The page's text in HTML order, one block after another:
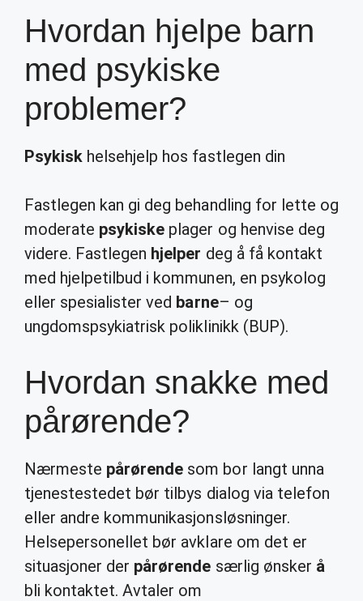
Hvordan hjelpe barn
med psykiske
problemer?
Psykisk helsehjelp hos fastlegen din
Fastlegen kan gi deg behandling for lette og
moderate psykiske plager og henvise deg
videre. Fastlegen hjelper deg å få kontakt
med hjelpetilbud i kommunen, en psykolog
eller spesialister ved barne– og
ungdomspsykiatrisk poliklinikk (BUP).
Hvordan snakke med
pårørende?
Nærmeste pårørende som bor langt unna
tjenestestedet bør tilbys dialog via telefon
eller andre kommunikasjonsløsninger.
Helsepersonellet bør avklare om det er
situasjoner der pårørende særlig ønsker å
bli kontaktet. Avtaler om